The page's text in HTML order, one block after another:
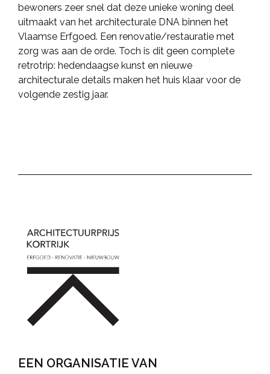
bewoners zeer snel dat deze unieke woning deel
uitmaakt van het architecturale DNA binnen het
Vlaamse Erfgoed. Een renovatie/restauratie met
zorg was aan de orde. Toch is dit geen complete
retrotrip: hedendaagse kunst en nieuwe
architecturale details maken het huis klaar voor de
volgende zestig jaar.
EEN ORGANISATIE VAN